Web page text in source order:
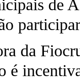
de
da